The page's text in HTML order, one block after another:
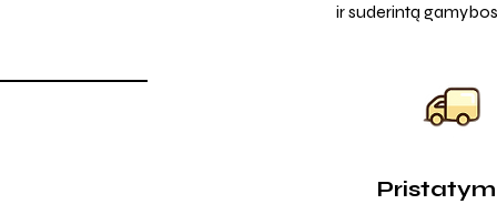
ir suderintą